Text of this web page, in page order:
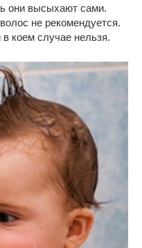
они высыхают сами.
не рекомендуется.
коем случае нельзя.